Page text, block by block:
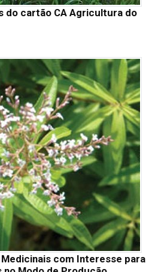
do cartão CA Agricultura do
com Interesse para